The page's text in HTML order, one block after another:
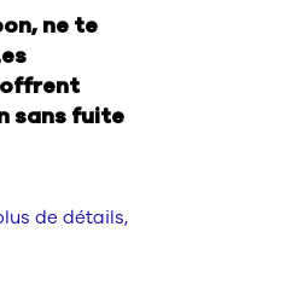
ne te
offrent
sans fuite
de détails,